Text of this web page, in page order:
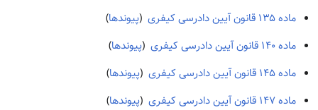
ماده ۱۳۵ قانون آیین دادرسی کیفری
‏
(پیوندها)
ماده ۱۴۰ قانون آیین دادرسی کیفری
‏
(پیوندها)
ماده ۱۴۵ قانون آیین دادرسی کیفری
‏
(پیوندها)
ماده ۱۴۷ قانون آیین دادرسی کیفری
‏
(پیوندها)